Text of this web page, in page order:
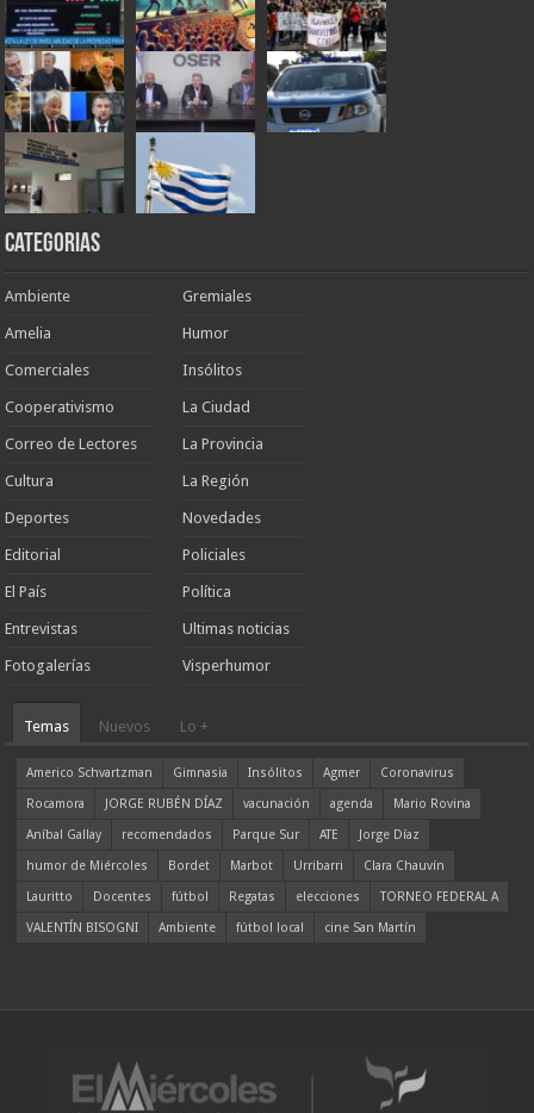
Categorias
Ambiente
Amelia
Comerciales
Cooperativismo
Correo de Lectores
Cultura
Deportes
Editorial
El País
Entrevistas
Fotogalerías
Gremiales
Humor
Insólitos
La Ciudad
La Provincia
La Región
Novedades
Policiales
Política
Ultimas noticias
Visperhumor
Temas Nuevos Lo +
Americo Schvartzman Gimnasia Insólitos Agmer
Coronavirus
Rocamora
JORGE RUBÉN DÍAZ vacunación agenda
Mario Rovina
Aníbal Gallay
recomendados Parque Sur ATE
Jorge Díaz
humor de Miércoles
Bordet Marbot Urribarri
Clara Chauvín
Lauritto
Docentes fútbol Regatas elecciones
TORNEO FEDERAL A
VALENTÍN BISOGNI
Ambiente fútbol local cine San Martín